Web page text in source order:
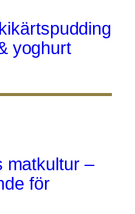
yoghurt
matkultur –
för